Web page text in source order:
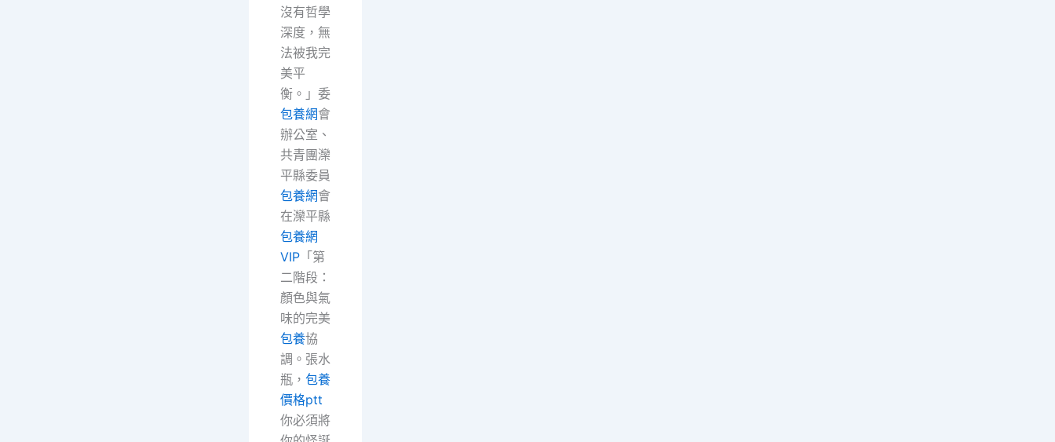
沒有哲學
深度，無
法被我完
美平
衡。」委
包養網會
辦公室、
共青團灤
平縣委員
包養網會
在灤平縣
包養網
VIP 「第
二階段：
顏色與氣
味的完美
包養協
調。張水
瓶， 包養
價格ptt
你必須將